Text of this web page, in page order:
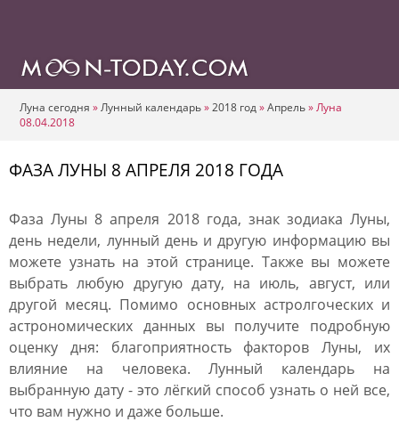
Луна сегодня »Лунный календарь»2018 год»Апрель»Луна
08.04.2018
ФАЗА ЛУНЫ 8 АПРЕЛЯ 2018 ГОДА
Фаза Луны 8 апреля 2018 года, знак зодиака Луны,
день недели, лунный день и другую информацию вы
можете узнать на этой странице. Также вы можете
выбрать любую другую дату, на июль, август, или
другой месяц. Помимо основных астролгоческих и
астрономических данных вы получите подробную
оценку дня: благоприятность факторов Луны, их
влияние на человека. Лунный календарь на
выбранную дату - это лёгкий способ узнать о ней все,
что вам нужно и даже больше.